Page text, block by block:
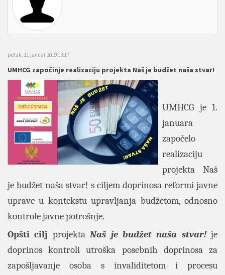
petak, 11 januar 2019 13:17
UMHCG započinje realizaciju projekta Naš je budžet naša stvar!
UMHCG je 1.
januara
započelo
realizaciju
projekta Naš
je budžet naša stvar! s ciljem doprinosa reformi javne
uprave u kontekstu upravljanja budžetom, odnosno
kontrole javne potrošnje.
Opšti cilj projektaNaš je budžet naša stvar!je
doprinos kontroli utroška posebnih doprinosa za
zapošljavanje osoba s invaliditetom i procesu